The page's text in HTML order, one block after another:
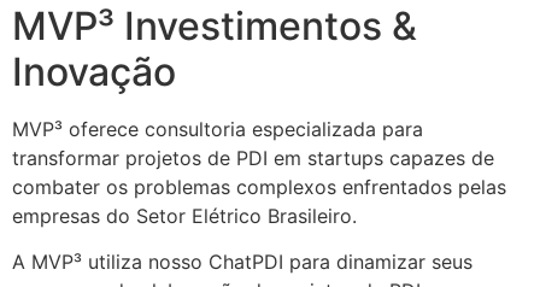
MVP³ Investimentos &
Inovação
MVP³ oferece consultoria especializada para
transformar projetos de PDI em startups capazes de
combater os problemas complexos enfrentados pelas
empresas do Setor Elétrico Brasileiro.
A MVP³ utiliza nosso ChatPDI para dinamizar seus